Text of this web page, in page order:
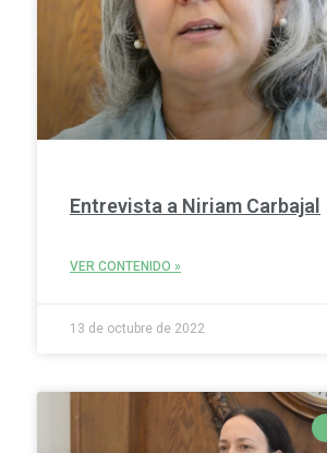
Entrevista a Niriam Carbajal
VER CONTENIDO »
13 de octubre de 2022